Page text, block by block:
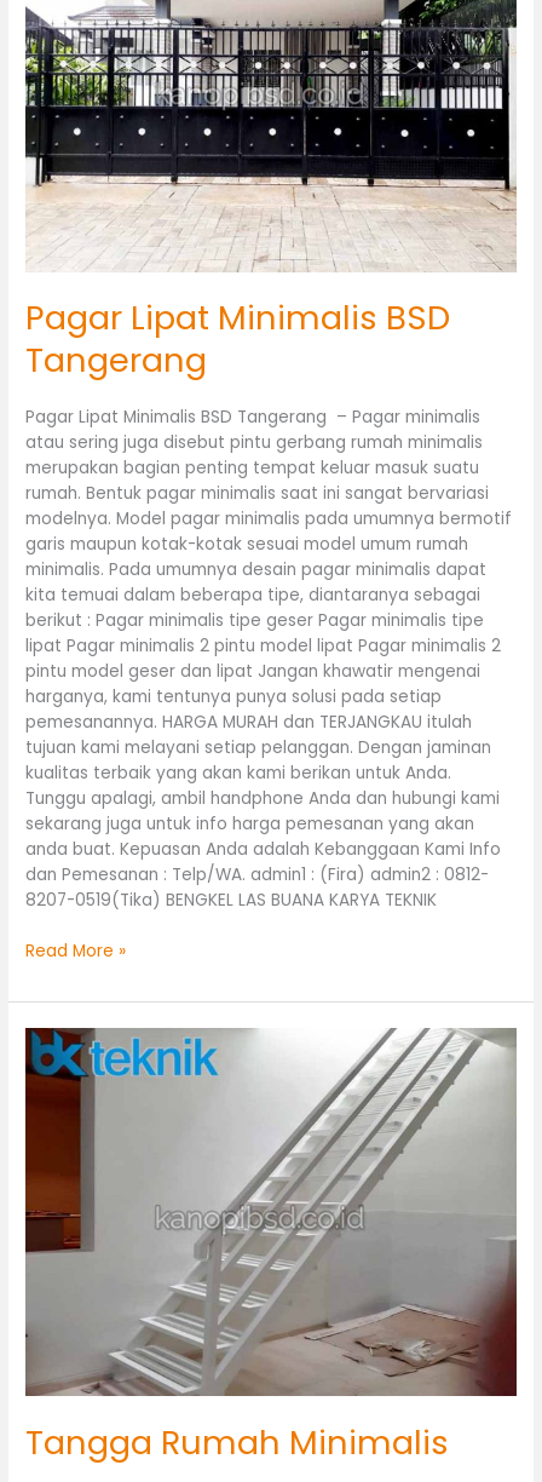
Pagar Lipat Minimalis BSD
Tangerang
Pagar Lipat Minimalis BSD Tangerang – Pagar minimalis
atau sering juga disebut pintu gerbang rumah minimalis
merupakan bagian penting tempat keluar masuk suatu
rumah. Bentuk pagar minimalis saat ini sangat bervariasi
modelnya. Model pagar minimalis pada umumnya bermotif
garis maupun kotak-kotak sesuai model umum rumah
minimalis. Pada umumnya desain pagar minimalis dapat
kita temuai dalam beberapa tipe, diantaranya sebagai
berikut : Pagar minimalis tipe geser Pagar minimalis tipe
lipat Pagar minimalis 2 pintu model lipat Pagar minimalis 2
pintu model geser dan lipat Jangan khawatir mengenai
harganya, kami tentunya punya solusi pada setiap
pemesanannya. HARGA MURAH dan TERJANGKAU itulah
tujuan kami melayani setiap pelanggan. Dengan jaminan
kualitas terbaik yang akan kami berikan untuk Anda.
Tunggu apalagi, ambil handphone Anda dan hubungi kami
sekarang juga untuk info harga pemesanan yang akan
anda buat. Kepuasan Anda adalah Kebanggaan Kami Info
dan Pemesanan : Telp/WA. admin1 : (Fira) admin2 : 0812-
8207-0519(Tika) BENGKEL LAS BUANA KARYA TEKNIK
Tangerang
Read More »
Tangga Rumah Minimalis
Tangga
Rumah